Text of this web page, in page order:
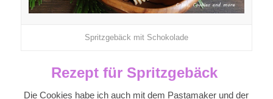
Spritzgebäck mit Schokolade
Rezept für Spritzgebäck
Die Cookies habe ich auch mit dem Pastamaker und der